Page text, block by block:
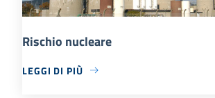
Rischio nucleare
LEGGI DI PIÙ